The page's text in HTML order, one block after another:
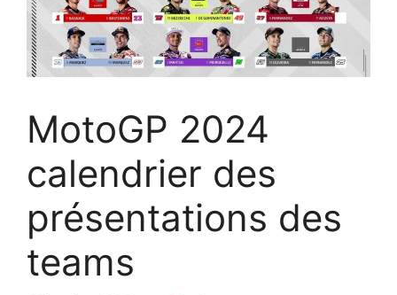
MotoGP 2024
calendrier des
présentations des
teams